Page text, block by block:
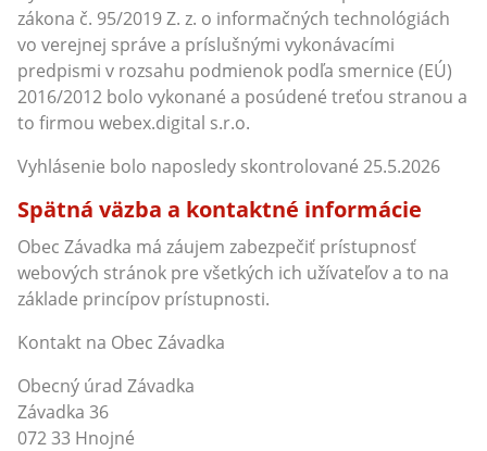
zákona č. 95/2019 Z. z. o informačných technológiách
vo verejnej správe a príslušnými vykonávacími
predpismi v rozsahu podmienok podľa smernice (EÚ)
2016/2012 bolo vykonané a posúdené treťou stranou a
to firmou webex.digital s.r.o.
Vyhlásenie bolo naposledy skontrolované 25.5.2026
Spätná väzba a kontaktné informácie
Obec Závadka má záujem zabezpečiť prístupnosť
webových stránok pre všetkých ich užívateľov a to na
základe princípov prístupnosti.
Kontakt na Obec Závadka
Obecný úrad Závadka
Závadka 36
072 33 Hnojné